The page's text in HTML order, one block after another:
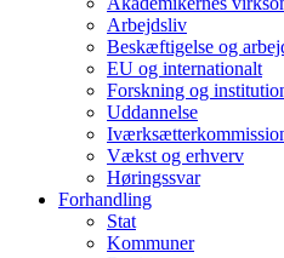
Arbejdsliv
Beskæftigelse og
EU og internationalt
Forskning og
Uddannelse
Vækst og erhverv
Høringssvar
Forhandling
Stat
Kommuner